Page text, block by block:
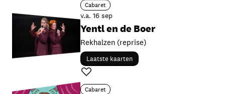
Cabaret
v.a. 16 sep
Yentl en de Boer
Rekhalzen (reprise)
Laatste kaarten
Favoriet
Cabaret